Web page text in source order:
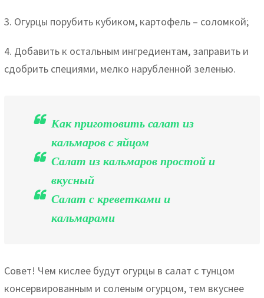
3. Огурцы порубить кубиком, картофель – соломкой;
4. Добавить к остальным ингредиентам, заправить и
сдобрить специями, мелко нарубленной зеленью.
Как приготовить салат из
кальмаров с яйцом
Салат из кальмаров простой и
вкусный
Салат с креветками и
кальмарами
Совет! Чем кислее будут огурцы в салат с тунцом
консервированным и соленым огурцом, тем вкуснее